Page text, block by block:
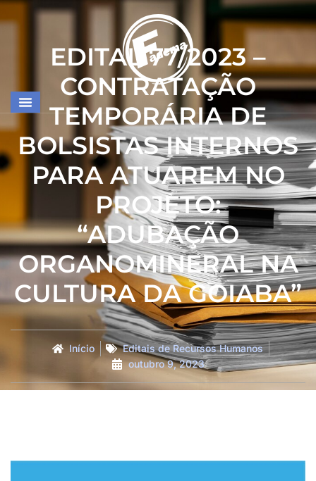
EDITAL 77/2023 –
CONTRATAÇÃO
TEMPORÁRIA DE
BOLSISTAS INTERNOS
PARA ATUAREM NO
PROJETO:
“ADUBAÇÃO
ORGANOMINERAL NA
CULTURA DA GOIABA”
Início
Editais de Recursos Humanos
outubro 9, 2023